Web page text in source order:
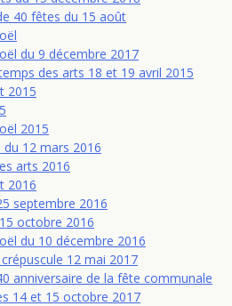
40 fêtes du 15 août
du 9 décembre 2017
des arts 18 et 19 avril 2015
2015
2015
du 12 mars 2016
arts 2016
2016
septembre 2016
octobre 2016
du 10 décembre 2016
12 mai 2017
anniversaire de la fête communale
14 et 15 octobre 2017